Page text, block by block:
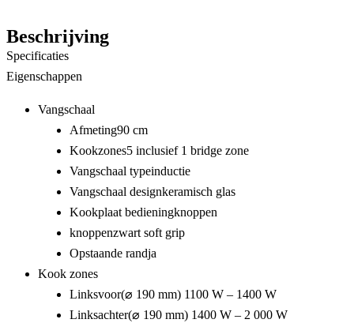
Beschrijving
Specificaties
Eigenschappen
Vangschaal
Afmeting90 cm
Kookzones5 inclusief 1 bridge zone
Vangschaal typeinductie
Vangschaal designkeramisch glas
Kookplaat bedieningknoppen
knoppenzwart soft grip
Opstaande randja
Kook zones
Linksvoor(⌀ 190 mm) 1100 W – 1400 W
Linksachter(⌀ 190 mm) 1400 W – 2 000 W